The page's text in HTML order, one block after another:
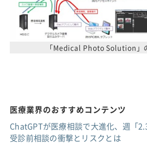
「Medical Photo Solution」
医療業界のおすすめコンテンツ
ChatGPTが医療相談で大進化、週「
受診前相談の衝撃とリスクとは